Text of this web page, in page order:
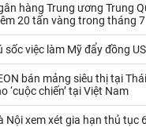
Palladium
Rau - Củ -Quả Sắt
Sữa
Than
hàng Trung ương Trung
20 tấn vàng trong tháng 7
sốc việc làm Mỹ đẩy đồng
bán mảng siêu thị tại
‘cuộc chiến’ tại Việt Nam
Nội xem xét gia hạn thủ tục